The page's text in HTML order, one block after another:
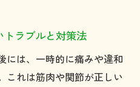
ラブルと対策法
には、一時的に痛みや違和
これは筋肉や関節が正しい